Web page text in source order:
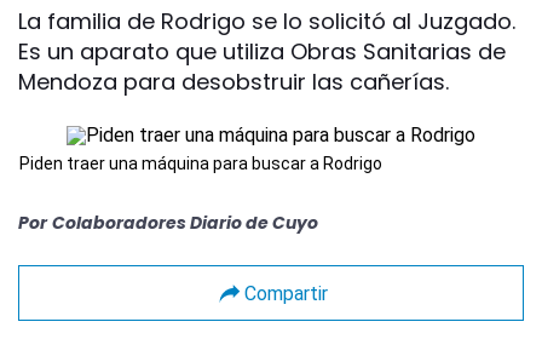
La familia de Rodrigo se lo solicitó al Juzgado.
Es un aparato que utiliza Obras Sanitarias de
Mendoza para desobstruir las cañerías.
Piden traer una máquina para buscar a Rodrigo
Por Colaboradores Diario de Cuyo
Compartir